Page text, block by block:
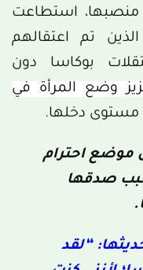
استطاعت
تم اعتقالهم
بوكاسا دون
وضع المرأة في
مستوى دخلها.
موضع احترام
صدقها
“لقد